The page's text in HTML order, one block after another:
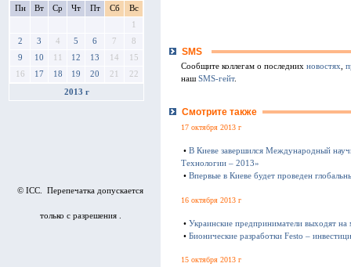
Пн Вт Ср Чт Пт Сб
Вс
1
2
3 4 5 6 7
8
9
10 11 12 13 14
15
16
17 18 19 20 21 22
2013 г
© ICC. Перепечатка допускается
только с разрешения .
SMS
Сообщите коллегам о последних новостях
наш SMS-гейт.
Смотрите также
17 октября 2013 г
• В Киеве завершился Международный
Технологии – 2013»
• Впервые в Киеве будет проведен
16 октября 2013 г
• Украинские предприниматели выходят
• Бионические разработки Festo –
15 октября 2013 г